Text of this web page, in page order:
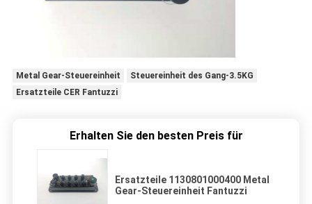
Metal Gear-Steuereinheit
Steuereinheit des Gang-3.5KG
Ersatzteile CER Fantuzzi
Erhalten Sie den besten Preis für
Ersatzteile 1130801000400 Metal
Gear-Steuereinheit Fantuzzi